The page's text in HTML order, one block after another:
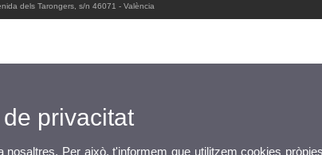
dels Tarongers, s/n 46071 - València
privacitat
nosaltres. Per això, t'informem que utilitzem cookies